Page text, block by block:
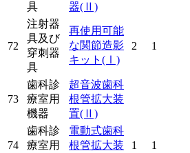
具
器(Ⅱ)
72
注射器
具及び
穿刺器
具
再使用可能
な関節造影
キット (Ⅰ)
2 1
73
歯科診
療室用
機器
超音波歯科
根管拡大装
置(Ⅱ)
74
歯科診
療室用
電動式歯科
根管拡大装
1 1